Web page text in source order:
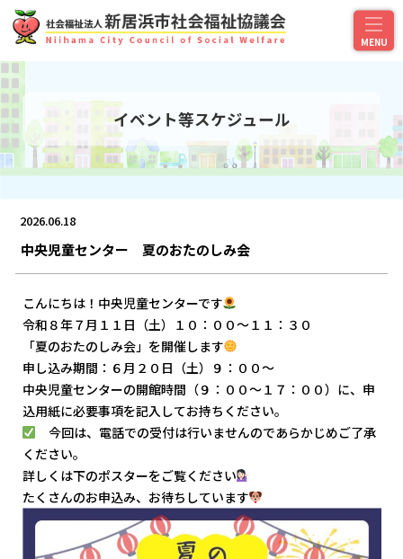
イベント等スケジュール
2026.06.18
中央児童センター 夏のおたのしみ会
こんにちは！中央児童センターです
令和８年７月１１日（土）１０：００～１１：３０
「夏のおたのしみ会」を開催します
申し込み期間：６月２０日（土）９：００～
中央児童センターの開館時間（９：００～１７：００）に、申
込用紙に必要事項を記入してお持ちください。
今回は、電話での受付は行いませんのであらかじめご了承
ください。
詳しくは下のポスターをご覧ください
たくさんのお申込み、お待ちしています